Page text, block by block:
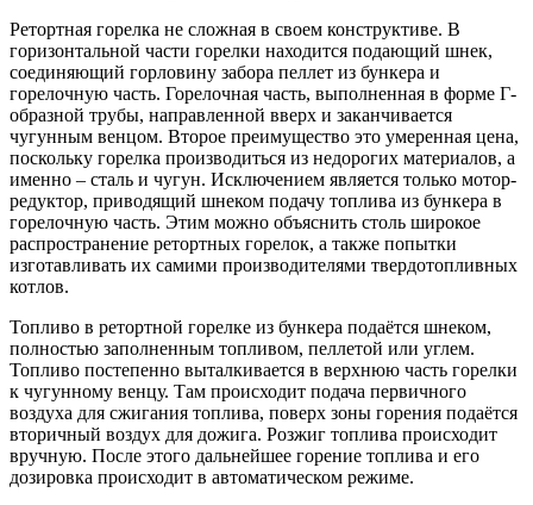
Ретортная горелка не сложная в своем конструктиве. В
горизонтальной части горелки находится подающий шнек,
соединяющий горловину забора пеллет из бункера и
горелочную часть. Горелочная часть, выполненная в форме Г-
образной трубы, направленной вверх и заканчивается
чугунным венцом. Второе преимущество это умеренная цена,
поскольку горелка производиться из недорогих материалов, а
именно – сталь и чугун. Исключением является только мотор-
редуктор, приводящий шнеком подачу топлива из бункера в
горелочную часть. Этим можно объяснить столь широкое
распространение ретортных горелок, а также попытки
изготавливать их самими производителями твердотопливных
котлов.
Топливо в ретортной горелке из бункера подаётся шнеком,
полностью заполненным топливом, пеллетой или углем.
Топливо постепенно выталкивается в верхнюю часть горелки
к чугунному венцу. Там происходит подача первичного
воздуха для сжигания топлива, поверх зоны горения подаётся
вторичный воздух для дожига. Розжиг топлива происходит
вручную. После этого дальнейшее горение топлива и его
дозировка происходит в автоматическом режиме.